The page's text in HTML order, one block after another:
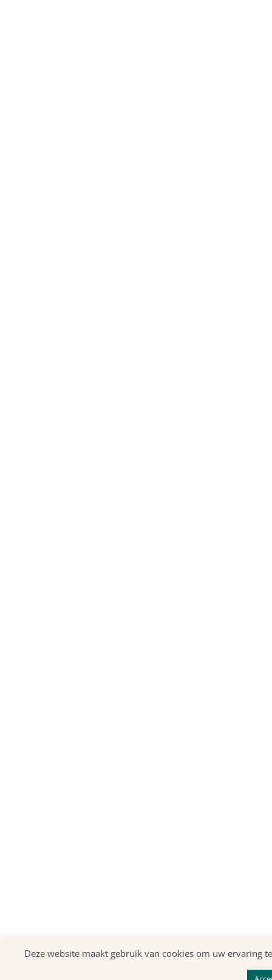
Deze website maakt gebruik van cookies om uw ervaring